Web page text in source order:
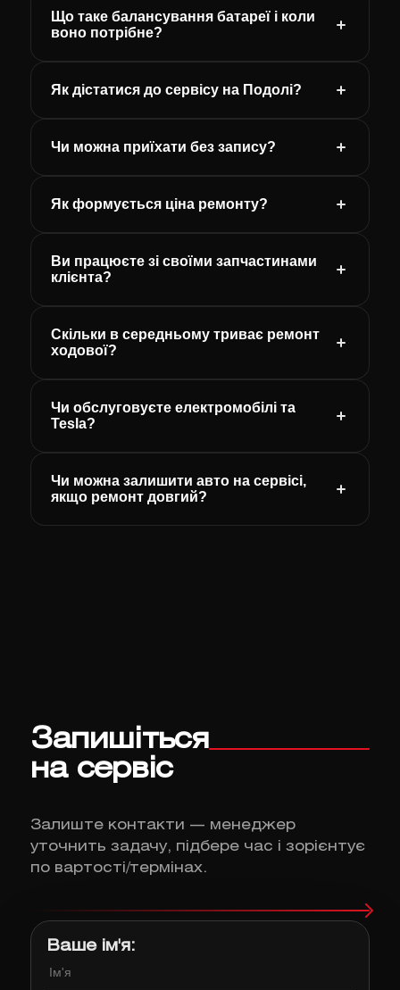
Що таке балансування батареї і коли
воно потрібне?
Як дістатися до сервісу на Подолі?
Чи можна приїхати без запису?
Як формується ціна ремонту?
Ви працюєте зі своїми запчастинами
клієнта?
Скільки в середньому триває ремонт
ходової?
Чи обслуговуєте електромобілі та
Tesla?
Чи можна залишити авто на сервісі,
якщо ремонт довгий?
Запишіться
на сервіс
Залиште контакти — менеджер
уточнить задачу, підбере час і зорієнтує
по вартості/термінах.
Ваше ім'я: